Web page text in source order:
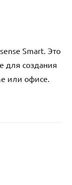
Smart. Это
для создания
или офисе.